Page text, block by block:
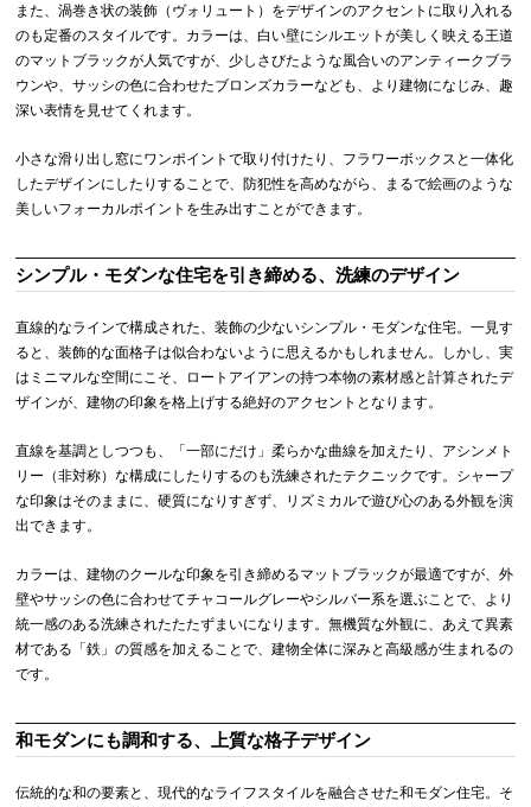
また、渦巻き状の装飾（ヴォリュート）をデザインのアクセントに取り入れる
のも定番のスタイルです。カラーは、白い壁にシルエットが美しく映える王道
のマットブラックが人気ですが、少しさびたような風合いのアンティークブラ
ウンや、サッシの色に合わせたブロンズカラーなども、より建物になじみ、趣
深い表情を見せてくれます。
小さな滑り出し窓にワンポイントで取り付けたり、フラワーボックスと一体化
したデザインにしたりすることで、防犯性を高めながら、まるで絵画のような
美しいフォーカルポイントを生み出すことができます。
シンプル・モダンな住宅を引き締める、洗練のデザイン
直線的なラインで構成された、装飾の少ないシンプル・モダンな住宅。一見す
ると、装飾的な面格子は似合わないように思えるかもしれません。しかし、実
はミニマルな空間にこそ、ロートアイアンの持つ本物の素材感と計算されたデ
ザインが、建物の印象を格上げする絶好のアクセントとなります。
直線を基調としつつも、「一部にだけ」柔らかな曲線を加えたり、アシンメト
リー（非対称）な構成にしたりするのも洗練されたテクニックです。シャープ
な印象はそのままに、硬質になりすぎず、リズミカルで遊び心のある外観を演
出できます。
カラーは、建物のクールな印象を引き締めるマットブラックが最適ですが、外
壁やサッシの色に合わせてチャコールグレーやシルバー系を選ぶことで、より
統一感のある洗練されたたたずまいになります。無機質な外観に、あえて異素
材である「鉄」の質感を加えることで、建物全体に深みと高級感が生まれるの
です。
和モダンにも調和する、上質な格子デザイン
伝統的な和の要素と、現代的なライフスタイルを融合させた和モダン住宅。そ